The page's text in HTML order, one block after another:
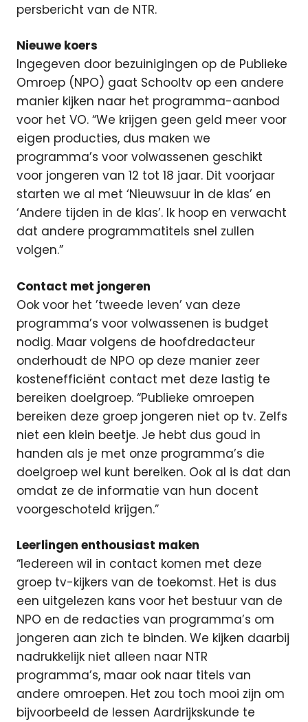
persbericht van de NTR.
Nieuwe koers
Ingegeven door bezuinigingen op de Publieke
Omroep (NPO) gaat Schooltv op een andere
manier kijken naar het programma-aanbod
voor het VO. “We krijgen geen geld meer voor
eigen producties, dus maken we
programma’s voor volwassenen geschikt
voor jongeren van 12 tot 18 jaar. Dit voorjaar
starten we al met ‘Nieuwsuur in de klas’ en
‘Andere tijden in de klas’. Ik hoop en verwacht
dat andere programmatitels snel zullen
volgen.”
Contact met jongeren
Ook voor het ’tweede leven’ van deze
programma’s voor volwassenen is budget
nodig. Maar volgens de hoofdredacteur
onderhoudt de NPO op deze manier zeer
kostenefficiënt contact met deze lastig te
bereiken doelgroep. “Publieke omroepen
bereiken deze groep jongeren niet op tv. Zelfs
niet een klein beetje. Je hebt dus goud in
handen als je met onze programma’s die
doelgroep wel kunt bereiken. Ook al is dat dan
omdat ze de informatie van hun docent
voorgeschoteld krijgen.”
Leerlingen enthousiast maken
“Iedereen wil in contact komen met deze
groep tv-kijkers van de toekomst. Het is dus
een uitgelezen kans voor het bestuur van de
NPO en de redacties van programma’s om
jongeren aan zich te binden. We kijken daarbij
nadrukkelijk niet alleen naar NTR
programma’s, maar ook naar titels van
andere omroepen. Het zou toch mooi zijn om
bijvoorbeeld de lessen Aardrijkskunde te